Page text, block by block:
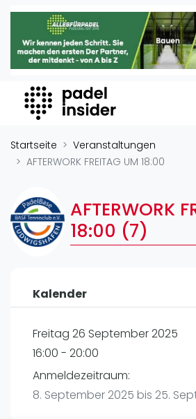
Padel Insider
Home
Organisationen
Buchungssysteme
Padel-Shops
Padel-Marken
Verschiedenes
Veranstaltungen
Playtomic
Ranking
Männer
Frauen
FIP Männer
Startseite
Veranstaltungen
AFTERWORK FREITAG UM 18:00
AFTERWORK
18:00 (7)
Kalender
Freitag 26 September 2025
16:00 - 20:00
Anmeldezeitraum:
8. September 2025 bis 25.